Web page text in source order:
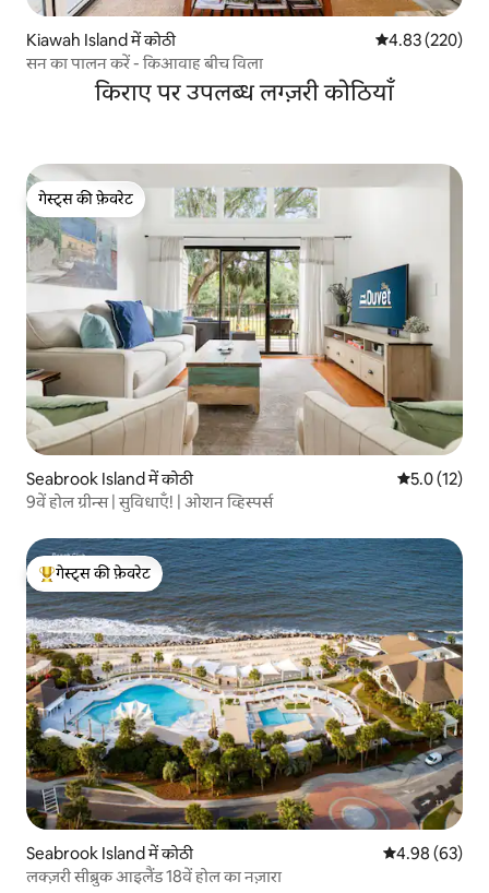
Kiawah Island में कोठी औसत रेटिंग 5 में से
4.83 (220)
सन का पालन करें - किआवाह बीच विला
किराए पर उपलब्ध लग्ज़री कोठियाँ
गेस्ट्स की फ़ेवरेट
गेस्ट्स की फ़ेवरेट
Seabrook Island में कोठी औसत रेटिंग 5
5.0 (12)
9वें होल ग्रीन्स | सुविधाएँ! | ओशन व्हिस्पर्स
गेस्ट्स का टॉप फ़ेवरेट
गेस्ट्स की फ़ेवरेट
Seabrook Island में कोठी औसत रेटिंग 5 में
4.98 (63)
लक्ज़री सीब्रुक आइलैंड 18वें होल का नज़ारा